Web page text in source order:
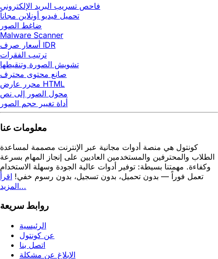
فاحص تسريب البريد الإلكتروني
تحميل فيديو أونلاين مجاناً
ضاغط الصور
Malware Scanner
أسعار صرف IDR
ترتيب الفقرات
تشويش الصورة وتنقيطها
صانع محتوى محترف
محرر عارض HTML
محول الصور إلى نص
أداة تغيير حجم الصور
معلومات عنا
كونتول هي منصة أدوات مجانية عبر الإنترنت مصممة لمساعدة
الطلاب والمحترفين والمستخدمين العاديين على إنجاز المهام بسرعة
وكفاءة. مهمتنا بسيطة: توفير أدوات عالية الجودة وسهلة الاستخدام
تعمل فوراً — بدون تحميل، بدون تسجيل، بدون رسوم خفي! اقرأ
المزيد...
روابط سريعة
الرئيسية
عن كونتول
اتصل بنا
الإبلاغ عن مشكلة